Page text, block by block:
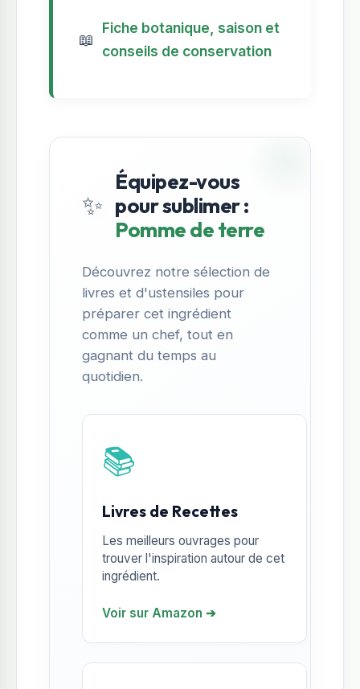
📖
Fiche botanique, saison et
conseils de conservation
✨
Équipez-vous
pour sublimer :
Pomme de terre
Découvrez notre sélection de
livres et d'ustensiles pour
préparer cet ingrédient
comme un chef, tout en
gagnant du temps au
quotidien.
📚
Livres de Recettes
Les meilleurs ouvrages pour
trouver l'inspiration autour de cet
ingrédient.
Voir sur Amazon ➔